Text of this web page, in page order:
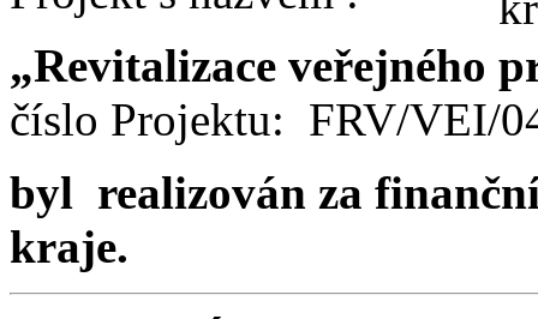
„Revitalizace veřejného
číslo Projektu: FRV/VEI/
byl realizován za
kraje.